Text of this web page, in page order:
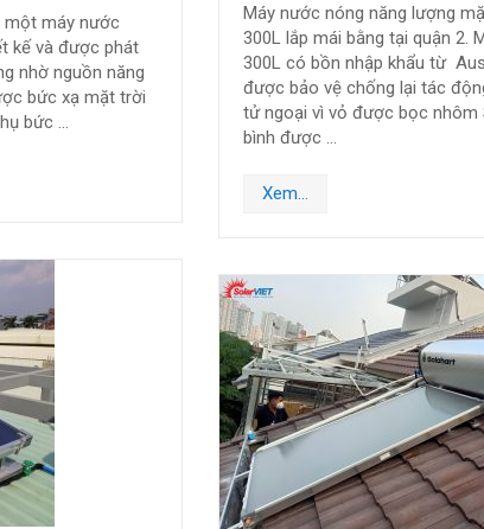
một máy nước
kế và được phát
nhờ nguồn năng
bức xạ mặt trời
bức …
Máy nước nóng năng lượng
300L lắp mái bằng tại quận 2.
300L có bồn nhập khẩu từ
được bảo vệ chống lại tác
tử ngoại vì vỏ được bọc nhôm
bình được …
Xem...